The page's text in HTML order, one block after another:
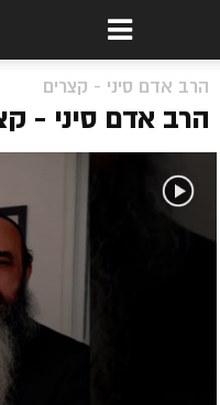
הרב אדם סיני - קצרים
הרב אדם סיני -